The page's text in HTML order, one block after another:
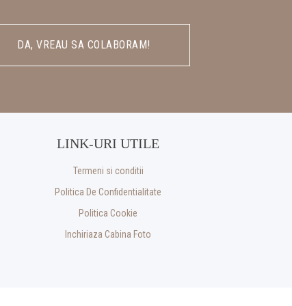
DA, VREAU SA COLABORAM!
LINK-URI UTILE
Termeni si conditii
Politica De Confidentialitate
Politica Cookie
Inchiriaza Cabina Foto